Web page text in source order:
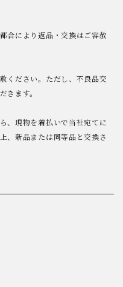
合により返品・交換はご容赦
ください。ただし、不良品交
きます。
、現物を着払いで当社宛てに
、新品または同等品と交換さ